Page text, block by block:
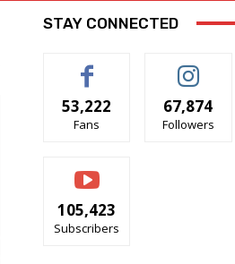
STAY CONNECTED
53,222
Fans
67,874
Followers
105,423
Subscribers